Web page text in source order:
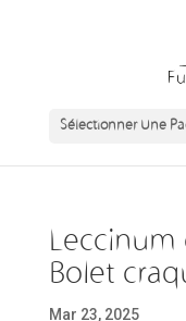
Sélectionner Une
Bolet
Mar 23, 2025